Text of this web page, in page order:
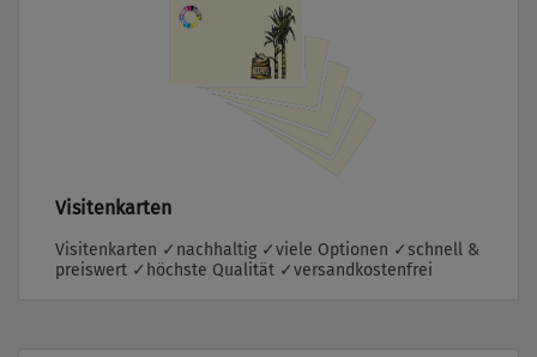
Visitenkarten
Visitenkarten ✓nachhaltig ✓viele Optionen ✓schnell &
preiswert ✓höchste Qualität ✓versandkostenfrei